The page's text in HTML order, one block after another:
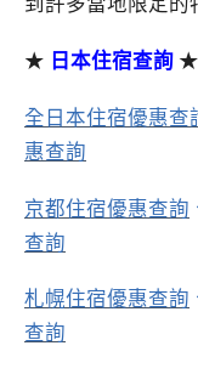
★ 日本住宿查詢 ★
全日本住宿優惠查
惠查詢
京都住宿優惠查詢
查詢
札幌住宿優惠查詢
查詢